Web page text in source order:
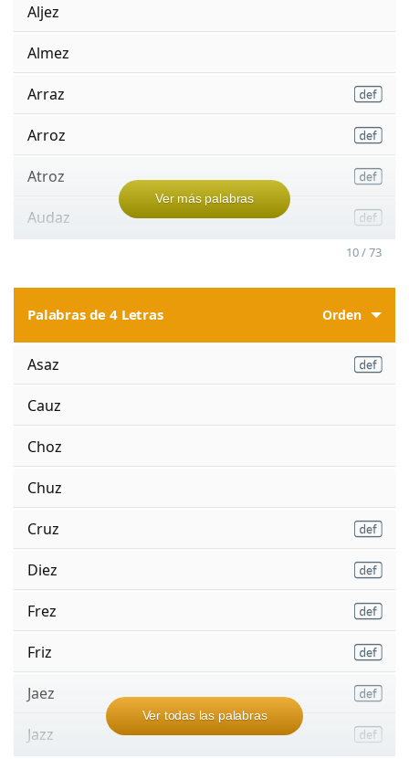
Aljez
Almez
Arraz
Arroz
Atroz
Audaz
Ver más palabras
10 / 73
Palabras de 4 Letras Orden
Asaz
Cauz
Choz
Chuz
Cruz
Diez
Frez
Friz
Jaez
Jazz
Ver todas las palabras